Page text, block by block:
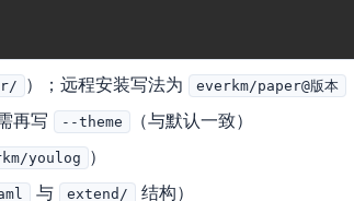
）；远程安装写法为 everkm/paper@版本
再写 --theme （与默认一致）
youlog ）
与 extend/ 结构）